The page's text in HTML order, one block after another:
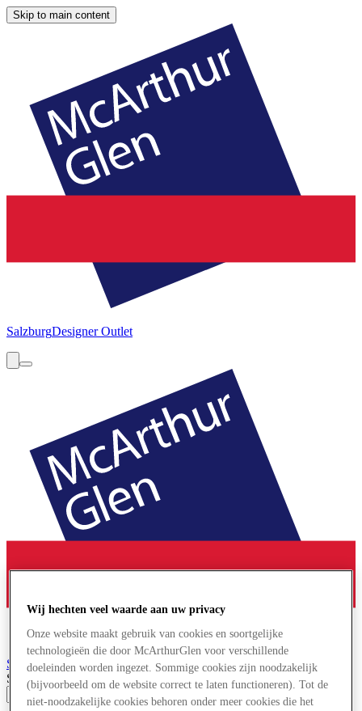
Skip to main content
SalzburgDesigner Outlet
SalzburgDesigner Outlet
Search input
Wij hechten veel waarde aan uw privacy
Onze website maakt gebruik van cookies en soortgelijke
technologieën die door McArthurGlen voor verschillende
doeleinden worden ingezet. Sommige cookies zijn noodzakelijk
(bijvoorbeeld om de website correct te laten functioneren). Tot de
niet-noodzakelijke cookies behoren onder meer cookies die het